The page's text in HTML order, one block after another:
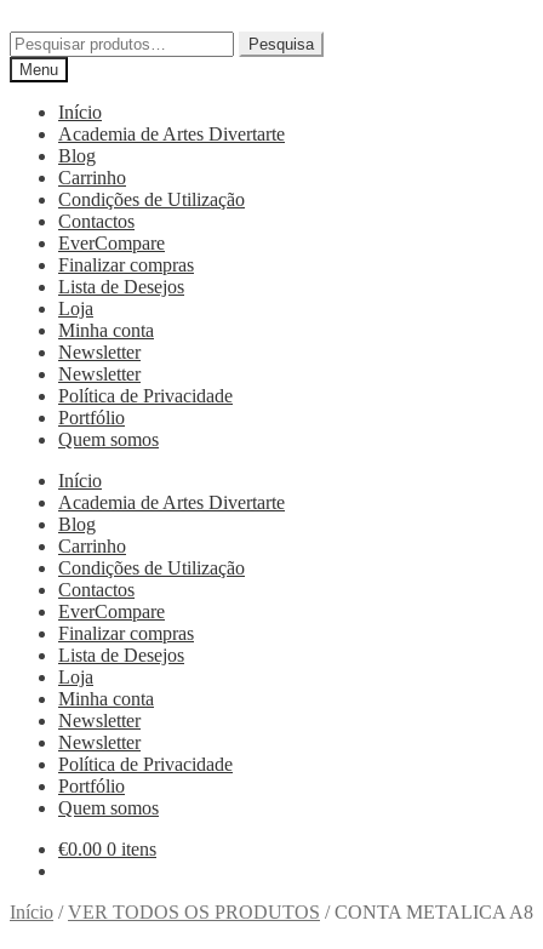
Pesquisa
Menu
Início
Academia de Artes Divertarte
Blog
Carrinho
Condições de Utilização
Contactos
EverCompare
Finalizar compras
Lista de Desejos
Loja
Minha conta
Newsletter
Newsletter
Política de Privacidade
Portfólio
Quem somos
Início
Academia de Artes Divertarte
Blog
Carrinho
Condições de Utilização
Contactos
EverCompare
Finalizar compras
Lista de Desejos
Loja
Minha conta
Newsletter
Newsletter
Política de Privacidade
Portfólio
Quem somos
€0.00 0 itens
Início /VER TODOS OS PRODUTOS /CONTA METALICA A8